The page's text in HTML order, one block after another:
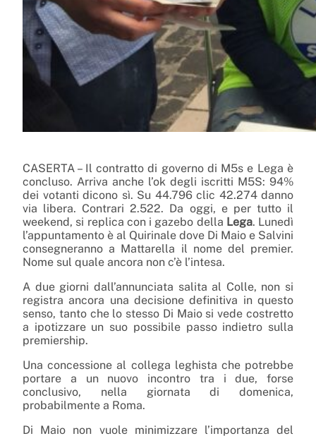
CASERTA – Il contratto di governo di M5s e Lega è
concluso. Arriva anche l’ok degli iscritti M5S: 94%
dei votanti dicono sì. Su 44.796 clic 42.274 danno
via libera. Contrari 2.522. Da oggi, e per tutto il
weekend, si replica con i gazebo della Lega. Lunedì
l’appuntamento è al Quirinale dove Di Maio e Salvini
consegneranno a Mattarella il nome del premier.
Nome sul quale ancora non c’è l’intesa.
A due giorni dall’annunciata salita al Colle, non si
registra ancora una decisione definitiva in questo
senso, tanto che lo stesso Di Maio si vede costretto
a ipotizzare un suo possibile passo indietro sulla
premiership.
Una concessione al collega leghista che potrebbe
portare a un nuovo incontro tra i due, forse
conclusivo, nella giornata di domenica,
probabilmente a Roma.
Di Maio non vuole minimizzare l’importanza del